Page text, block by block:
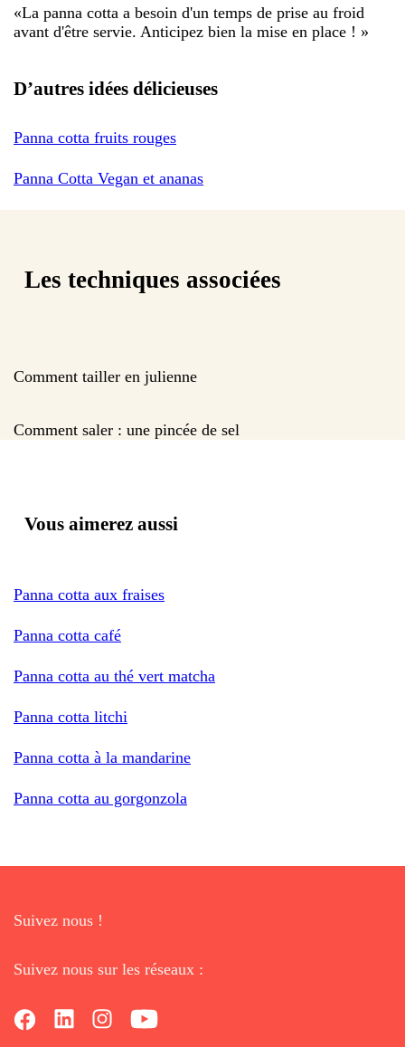
«La panna cotta a besoin d'un temps de prise au froid
avant d'être servie. Anticipez bien la mise en place ! »
D’autres idées délicieuses
Panna cotta fruits rouges
Panna Cotta Vegan et ananas
Les techniques associées
Comment tailler en julienne
Comment saler : une pincée de sel
Vous aimerez aussi
Panna cotta aux fraises
Panna cotta café
Panna cotta au thé vert matcha
Panna cotta litchi
Panna cotta à la mandarine
Panna cotta au gorgonzola
Suivez nous !
Suivez nous sur les réseaux :